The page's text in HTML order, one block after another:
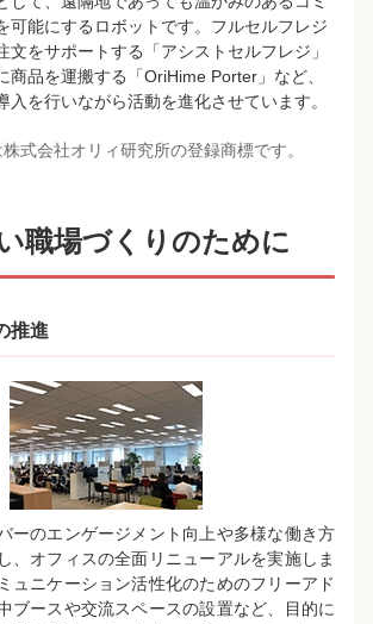
可能にするロボットです。フルセルフレジ
文をサポートする「アシストセルフレジ」
商品を運搬する「OriHime Porter」など、
入を行いながら活動を進化させています。
式会社オリィ研究所の登録商標です。
職場づくりのために
推進
ーのエンゲージメント向上や多様な働き方
、オフィスの全面リニューアルを実施しま
ュニケーション活性化のためのフリーアド
ブースや交流スペースの設置など、目的に